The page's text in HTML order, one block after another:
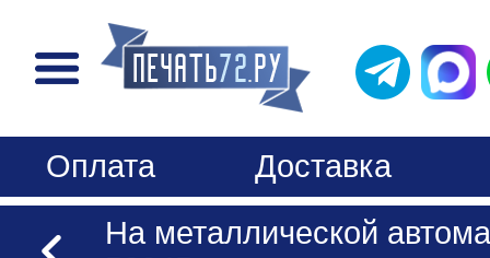
Оплата
Доставка
На металлической